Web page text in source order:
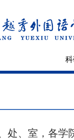
处、室，各学